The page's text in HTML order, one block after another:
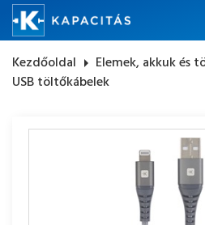
Kezdőoldal arrow_right Elemek, akkuk és
USB töltőkábelek